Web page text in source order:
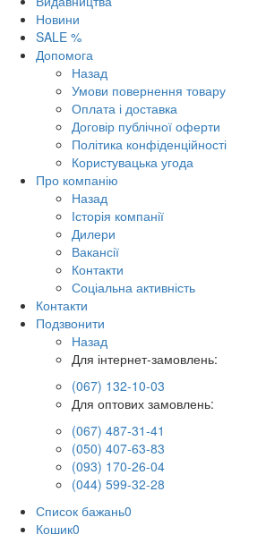
Новини
SALE %
Допомога
Назад
Умови повернення товару
Оплата і доставка
Договір публічної оферти
Політика конфіденційності
Користувацька угода
Про компанію
Назад
Історія компанії
Дилери
Вакансії
Контакти
Соціальна активність
Контакти
Подзвонити
Назад
Для інтернет-замовлень:
(067) 132-10-03
Для оптових замовлень:
(067) 487-31-41
(050) 407-63-83
(093) 170-26-04
(044) 599-32-28
Список бажань0
Кошик0